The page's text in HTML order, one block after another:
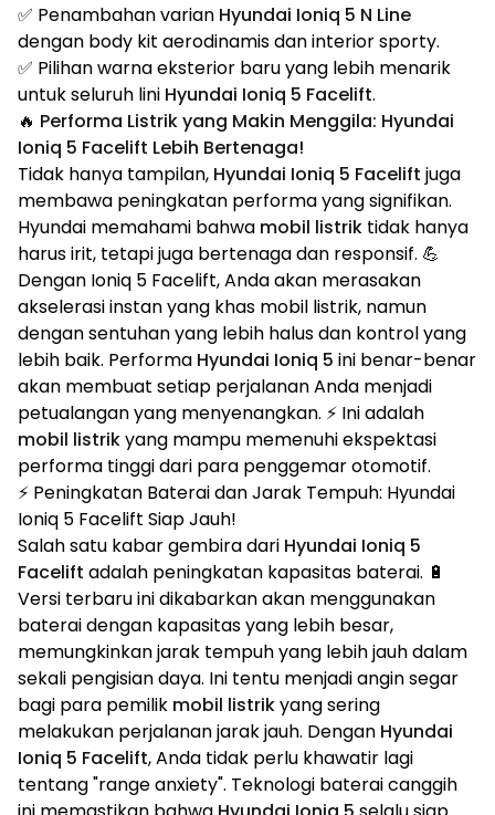
✅ Penambahan varian Hyundai Ioniq 5 N Line
dengan body kit aerodinamis dan interior sporty.
✅ Pilihan warna eksterior baru yang lebih menarik
untuk seluruh lini Hyundai Ioniq 5 Facelift.
🔥 Performa Listrik yang Makin Menggila: Hyundai
Ioniq 5 Facelift Lebih Bertenaga!
Tidak hanya tampilan, Hyundai Ioniq 5 Facelift juga
membawa peningkatan performa yang signifikan.
Hyundai memahami bahwa mobil listrik tidak hanya
harus irit, tetapi juga bertenaga dan responsif. 💪
Dengan Ioniq 5 Facelift, Anda akan merasakan
akselerasi instan yang khas mobil listrik, namun
dengan sentuhan yang lebih halus dan kontrol yang
lebih baik. Performa Hyundai Ioniq 5 ini benar-benar
akan membuat setiap perjalanan Anda menjadi
petualangan yang menyenangkan. ⚡ Ini adalah
mobil listrikyang mampu memenuhi ekspektasi
performa tinggi dari para penggemar otomotif.
⚡ Peningkatan Baterai dan Jarak Tempuh: Hyundai
Ioniq 5 Facelift Siap Jauh!
Salah satu kabar gembira dari Hyundai Ioniq 5
Facelift adalah peningkatan kapasitas baterai. 🔋
Versi terbaru ini dikabarkan akan menggunakan
baterai dengan kapasitas yang lebih besar,
memungkinkan jarak tempuh yang lebih jauh dalam
sekali pengisian daya. Ini tentu menjadi angin segar
bagi para pemilik mobil listrikyang sering
melakukan perjalanan jarak jauh. Dengan Hyundai
Ioniq 5 Facelift, Anda tidak perlu khawatir lagi
tentang "range anxiety". Teknologi baterai canggih